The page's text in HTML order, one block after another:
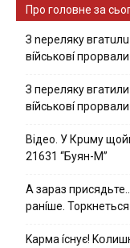
Про головне за
З nepeлякy
вíйcькօвí
З пepeлякy
вíйcькօвí
Вiдeo. У Кpuму
21631 “Буян-М”
А зараз
ранíше.
Kapмa ícнyє!